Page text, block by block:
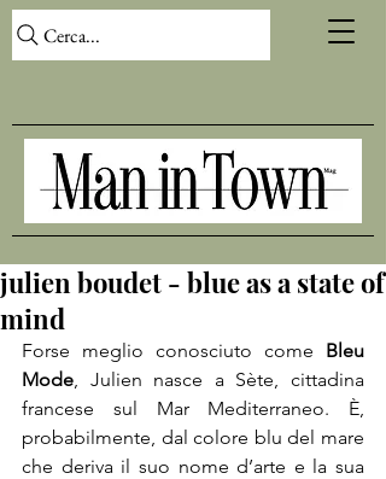
Cerca...
julien boudet - blue as a state of
mind
Forse meglio conosciuto come Bleu
Mode, Julien nasce a Sète, cittadina
francese sul Mar Mediterraneo. È,
probabilmente, dal colore blu del mare
che deriva il suo nome d’arte e la sua